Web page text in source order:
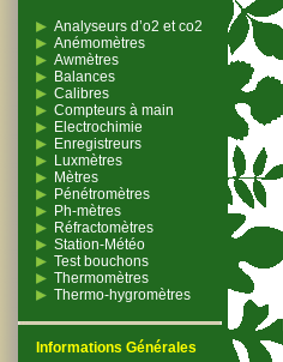
Analyseurs d’o2 et co2
Anémomètres
Awmètres
Balances
Calibres
Compteurs à main
Electrochimie
Enregistreurs
Luxmètres
Mètres
Pénétromètres
Ph-mètres
Réfractomètres
Station-Météo
Test bouchons
Thermomètres
Thermo-hygromètres
Informations Générales